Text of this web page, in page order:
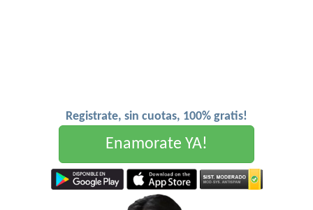
Registrate, sin cuotas, 100% gratis!
Enamorate YA!